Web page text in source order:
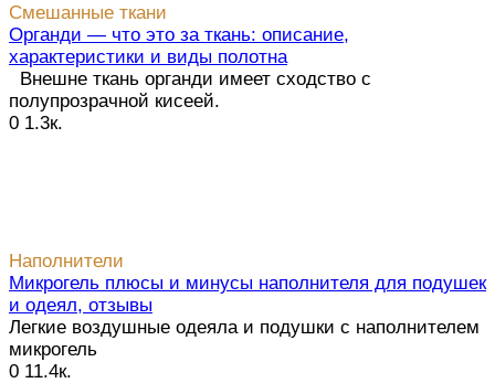
Смешанные ткани
Органди — что это за ткань: описание,
характеристики и виды полотна
Внешне ткань органди имеет сходство с
полупрозрачной кисеей.
0 1.3к.
Наполнители
Микрогель плюсы и минусы наполнителя для подушек
и одеял, отзывы
Легкие воздушные одеяла и подушки с наполнителем
микрогель
0 11.4к.